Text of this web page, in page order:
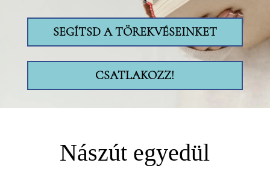
SEGÍTSD A TÖREKVÉSEINKET
CSATLAKOZZ!
Nászút egyedül